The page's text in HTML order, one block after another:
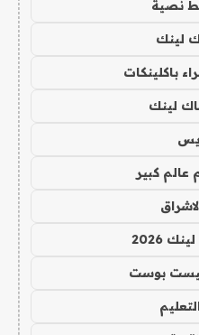
نصية
لينك
باكلينكات
لينك
عالم كبير
2026
بوست